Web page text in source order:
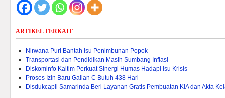
ARTIKEL TERKAIT
Nirwana Puri Bantah Isu Penimbunan Popok
Transportasi dan Pendidikan Masih Sumbang Inflasi
Diskominfo Kaltim Perkuat Sinergi Humas Hadapi Isu Krisis
Proses Izin Baru Galian C Butuh 438 Hari
Disdukcapil Samarinda Beri Layanan Gratis Pembuatan KIA dan Akta